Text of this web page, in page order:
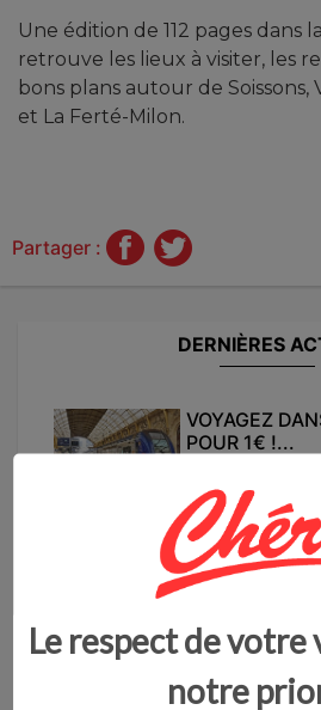
Une édition de 112 pages dans
retrouve les lieux à visiter, les
bons plans autour de
et La Ferté-Milon.
Partager :
DERNIÈRES
VOYAGEZ
POUR 1€ !...
L'opération éTER de retour
UNE POLICE
Une police municipale plus
Le respect de votre
notre